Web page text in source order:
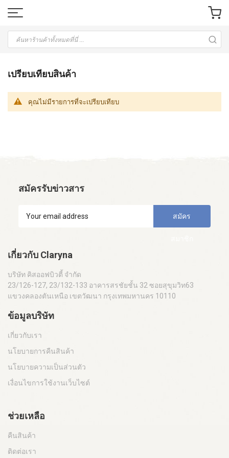
เปรียบเทียบสินค้า
คุณไม่มีรายการที่จะเปรียบเทียบ
สมัครรับข่าวสาร
สมัคร
เกี่ยวกับ Claryna
บริษัท คิสออฟบิวตี้ จำกัด
23/126-127, 23/132-133 อาคารสรชัยชั้น 32 ซอยสุขุมวิท63
แขวงคลองตันเหนือ เขตวัฒนา กรุงเทพมหานคร 10110
ข้อมูลบริษัท
เกี่ยวกับเรา
นโยบายการคืนสินค้า
นโยบายความเป็นส่วนตัว
เงื่อนไขการใช้งานเว็บไซต์
ช่วยเหลือ
คืนสินค้า
ติดต่อเรา